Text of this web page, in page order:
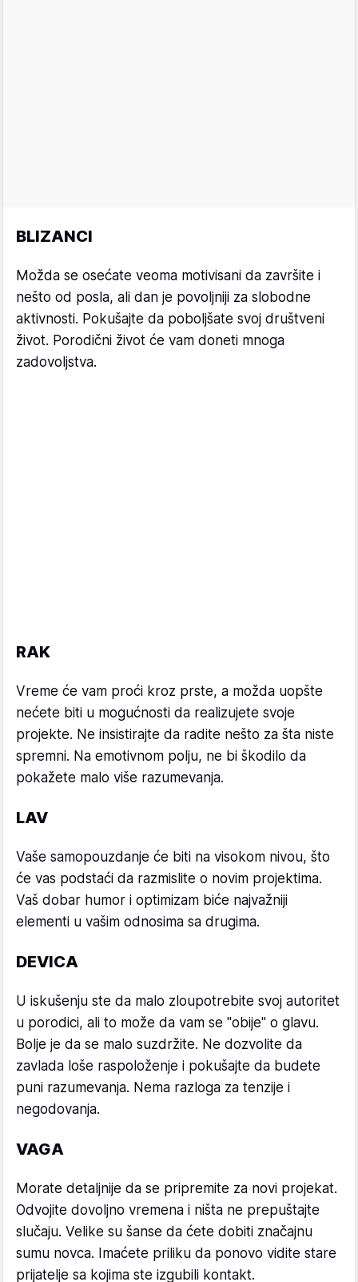
BLIZANCI
Možda se osećate veoma motivisani da završite i
nešto od posla, ali dan je povoljniji za slobodne
aktivnosti. Pokušajte da poboljšate svoj društveni
život. Porodični život će vam doneti mnoga
zadovoljstva.
RAK
Vreme će vam proći kroz prste, a možda uopšte
nećete biti u mogućnosti da realizujete svoje
projekte. Ne insistirajte da radite nešto za šta niste
spremni. Na emotivnom polju, ne bi škodilo da
pokažete malo više razumevanja.
LAV
Vaše samopouzdanje će biti na visokom nivou, što
će vas podstaći da razmislite o novim projektima.
Vaš dobar humor i optimizam biće najvažniji
elementi u vašim odnosima sa drugima.
DEVICA
U iskušenju ste da malo zloupotrebite svoj autoritet
u porodici, ali to može da vam se "obije" o glavu.
Bolje je da se malo suzdržite. Ne dozvolite da
zavlada loše raspoloženje i pokušajte da budete
puni razumevanja. Nema razloga za tenzije i
negodovanja.
VAGA
Morate detaljnije da se pripremite za novi projekat.
Odvojite dovoljno vremena i ništa ne prepuštajte
slučaju. Velike su šanse da ćete dobiti značajnu
sumu novca. Imaćete priliku da ponovo vidite stare
prijatelje sa kojima ste izgubili kontakt.